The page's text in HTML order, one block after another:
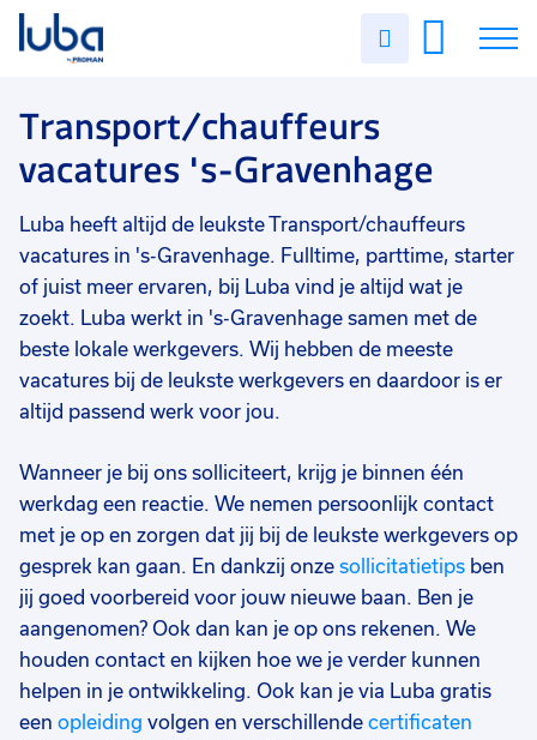
Uren
Vacatures
Over ons
Voor werkgevers
Contact
Transport/chauffeurs
vacatures 's-Gravenhage
Luba heeft altijd de leukste Transport/chauffeurs
vacatures in 's-Gravenhage. Fulltime, parttime, starter
of juist meer ervaren, bij Luba vind je altijd wat je
zoekt. Luba werkt in 's-Gravenhage samen met de
beste lokale werkgevers. Wij hebben de meeste
vacatures bij de leukste werkgevers en daardoor is er
altijd passend werk voor jou.
Wanneer je bij ons solliciteert, krijg je binnen één
werkdag een reactie. We nemen persoonlijk contact
met je op en zorgen dat jij bij de leukste werkgevers op
gesprek kan gaan. En dankzij onze sollicitatietips ben
jij goed voorbereid voor jouw nieuwe baan. Ben je
aangenomen? Ook dan kan je op ons rekenen. We
houden contact en kijken hoe we je verder kunnen
helpen in je ontwikkeling. Ook kan je via Luba gratis
een opleiding volgen en verschillende certificaten
Filter vacatures
Vakgebied 0
Transport/chauffeurs
Opleidingsniveau
Uitzicht op vast 1
Uren per week 0
25 - 32 uur 1
17 - 24 uur 1